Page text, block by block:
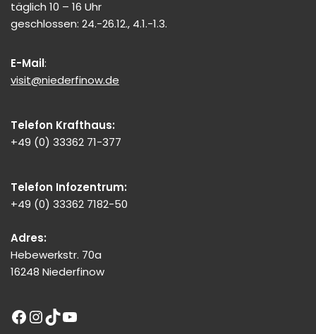
täglich 10 – 16 Uhr
geschlossen: 24.-26.12., 4.1.-1.3.
E-Mail:
visit@niederfinow.de
Telefon Krafthaus:
+49 (0) 33362 71-377
Telefon Infozentrum:
+49 (0) 33362 7182-50
Adres:
Hebewerkstr. 70a
16248 Niederfinow